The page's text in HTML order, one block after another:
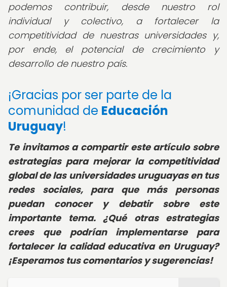
podemos contribuir, desde nuestro rol
individual y colectivo, a fortalecer la
competitividad de nuestras universidades y,
por ende, el potencial de crecimiento y
desarrollo de nuestro país.
¡Gracias por ser parte de la
comunidad de Educación
Uruguay!
Te invitamos a compartir este artículo sobre
estrategias para mejorar la competitividad
global de las universidades uruguayas en tus
redes sociales, para que más personas
puedan conocer y debatir sobre este
importante tema. ¿Qué otras estrategias
crees que podrían implementarse para
fortalecer la calidad educativa en Uruguay?
¡Esperamos tus comentarios y sugerencias!